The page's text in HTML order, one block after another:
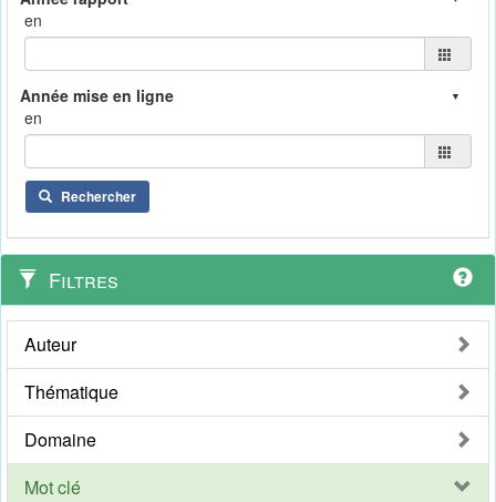
en
en
Rechercher
Filtres
Auteur
Thématique
Domaine
Mot clé